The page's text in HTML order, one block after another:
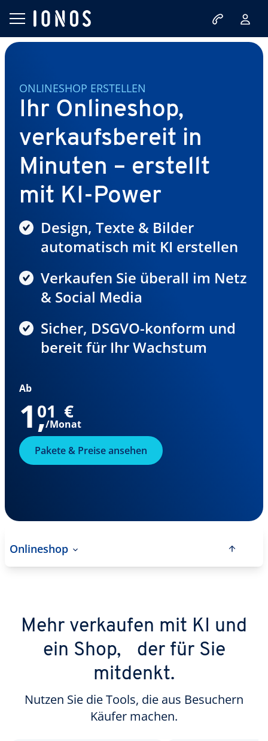
ONLINESHOP ERSTELLEN
Ihr Onlineshop,
verkaufsbereit in
Minuten – erstellt
mit KI-Power
Design, Texte & Bilder
automatisch mit KI erstellen
Verkaufen Sie überall im Netz
& Social Media
Sicher, DSGVO-konform und
bereit für Ihr Wachstum
Pakete & Preise ansehen
Ab
1,
01 €
/Monat
Onlineshop
Mehr verkaufen mit KI und
ein Shop, der für Sie
mitdenkt.
Nutzen Sie die Tools, die aus Besuchern
Käufer machen.